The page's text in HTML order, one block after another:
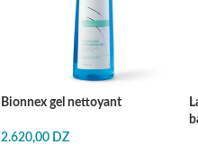
Bionnex gel nettoyant
2.620,00 DZ